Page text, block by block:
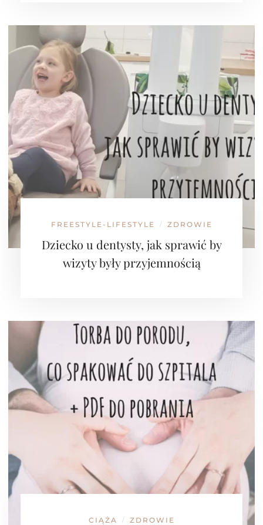
FREESTYLE-LIFESTYLE / ZDROWIE
Dziecko u dentysty, jak sprawić by
wizyty były przyjemnością
CIĄŻA / ZDROWIE